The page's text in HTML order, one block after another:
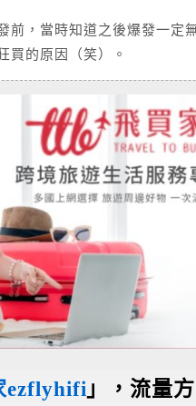
前，當時知道之後爆發一定
買的原因（笑）。
ezflyhifi 」，流量